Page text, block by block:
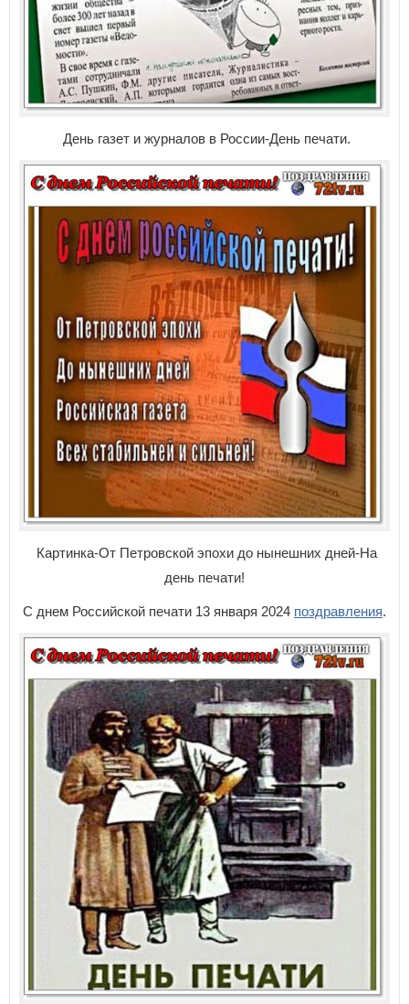
День газет и журналов в России-День печати.
Картинка-От Петровской эпохи до нынешних дней-На
день печати!
С днем Российской печати 13 января 2024 поздравления.